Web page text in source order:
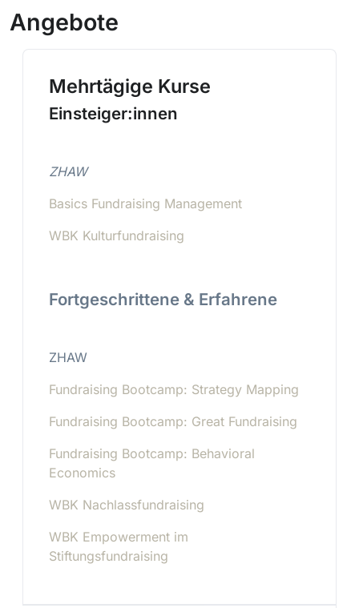
Angebote
Mehrtägige Kurse
Einsteiger:innen
ZHAW
Basics Fundraising Management
WBK Kulturfundraising
Fortgeschrittene & Erfahrene
ZHAW
Fundraising Bootcamp: Strategy Mapping
Fundraising Bootcamp: Great Fundraising
Fundraising Bootcamp: Behavioral
Economics
WBK Nachlassfundraising
WBK Empowerment im
Stiftungsfundraising